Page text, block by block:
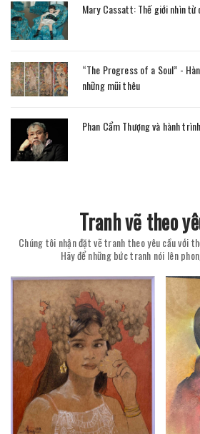
Mary Cassatt: Thế giới nhìn từ
“The Progress of a Soul” -
những mũi thêu
Phan Cẩm Thượng và hành
Tranh vẽ theo
Chúng tôi nhận đặt vẽ tranh theo yêu cầu với
Hãy để những bức tranh nói lên